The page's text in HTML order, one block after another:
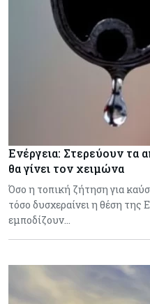
Ενέργεια: Στερεύουν τα
θα γίνει τον χειμώνα
Όσο η τοπική ζήτηση για
τόσο δυσχεραίνει η θέση
εμποδίζουν…